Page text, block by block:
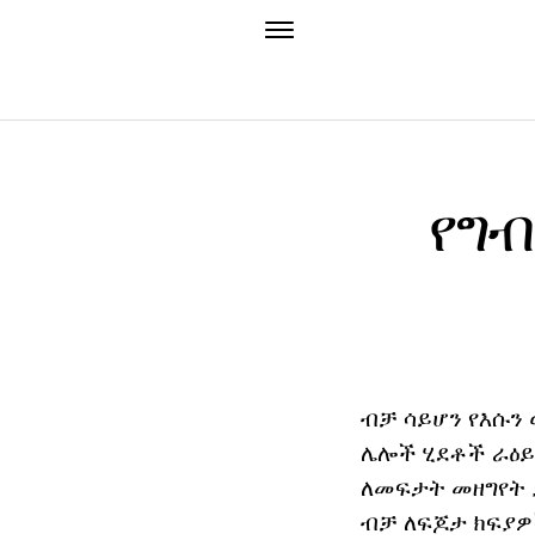
ብቻ ሳይሆን የእሱን
ሌሎች ሂደቶች
ለመፍታት መዘግየት
ብቻ ለፍጆታ